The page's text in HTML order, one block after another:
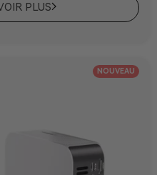
PLUS
NOUVEAU